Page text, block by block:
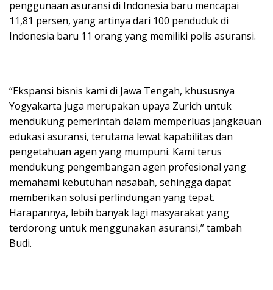
penggunaan asuransi di Indonesia baru mencapai
11,81 persen, yang artinya dari 100 penduduk di
Indonesia baru 11 orang yang memiliki polis asuransi.
“Ekspansi bisnis kami di Jawa Tengah, khususnya
Yogyakarta juga merupakan upaya Zurich untuk
mendukung pemerintah dalam memperluas jangkauan
edukasi asuransi, terutama lewat kapabilitas dan
pengetahuan agen yang mumpuni. Kami terus
mendukung pengembangan agen profesional yang
memahami kebutuhan nasabah, sehingga dapat
memberikan solusi perlindungan yang tepat.
Harapannya, lebih banyak lagi masyarakat yang
terdorong untuk menggunakan asuransi,” tambah
Budi.